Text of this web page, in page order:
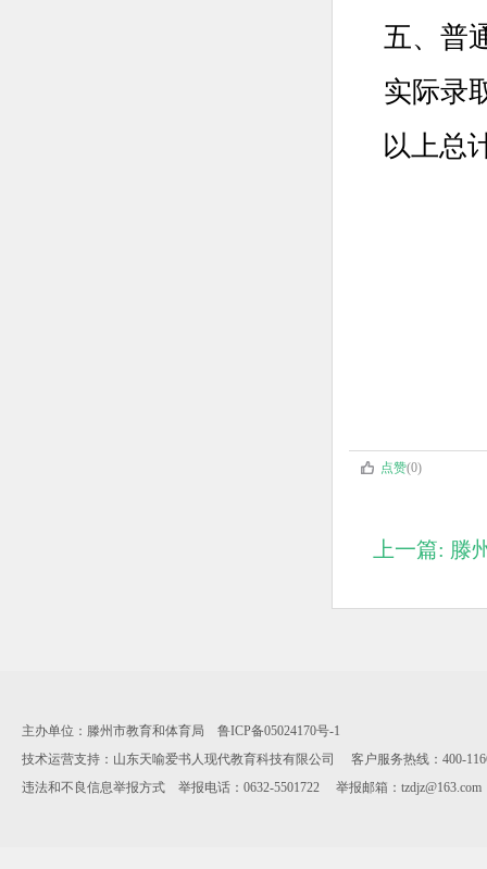
五、普
实际录
以上总
点赞(0)
上一篇: 滕
主办单位：滕州市教育和体育局 鲁ICP备05024170号-1
技术运营支持：山东天喻爱书人现代教育科技有限公司 客户服务热线：400-
违法和不良信息举报方式 举报电话：0632-5501722 举报邮箱：tzdjz@163.com